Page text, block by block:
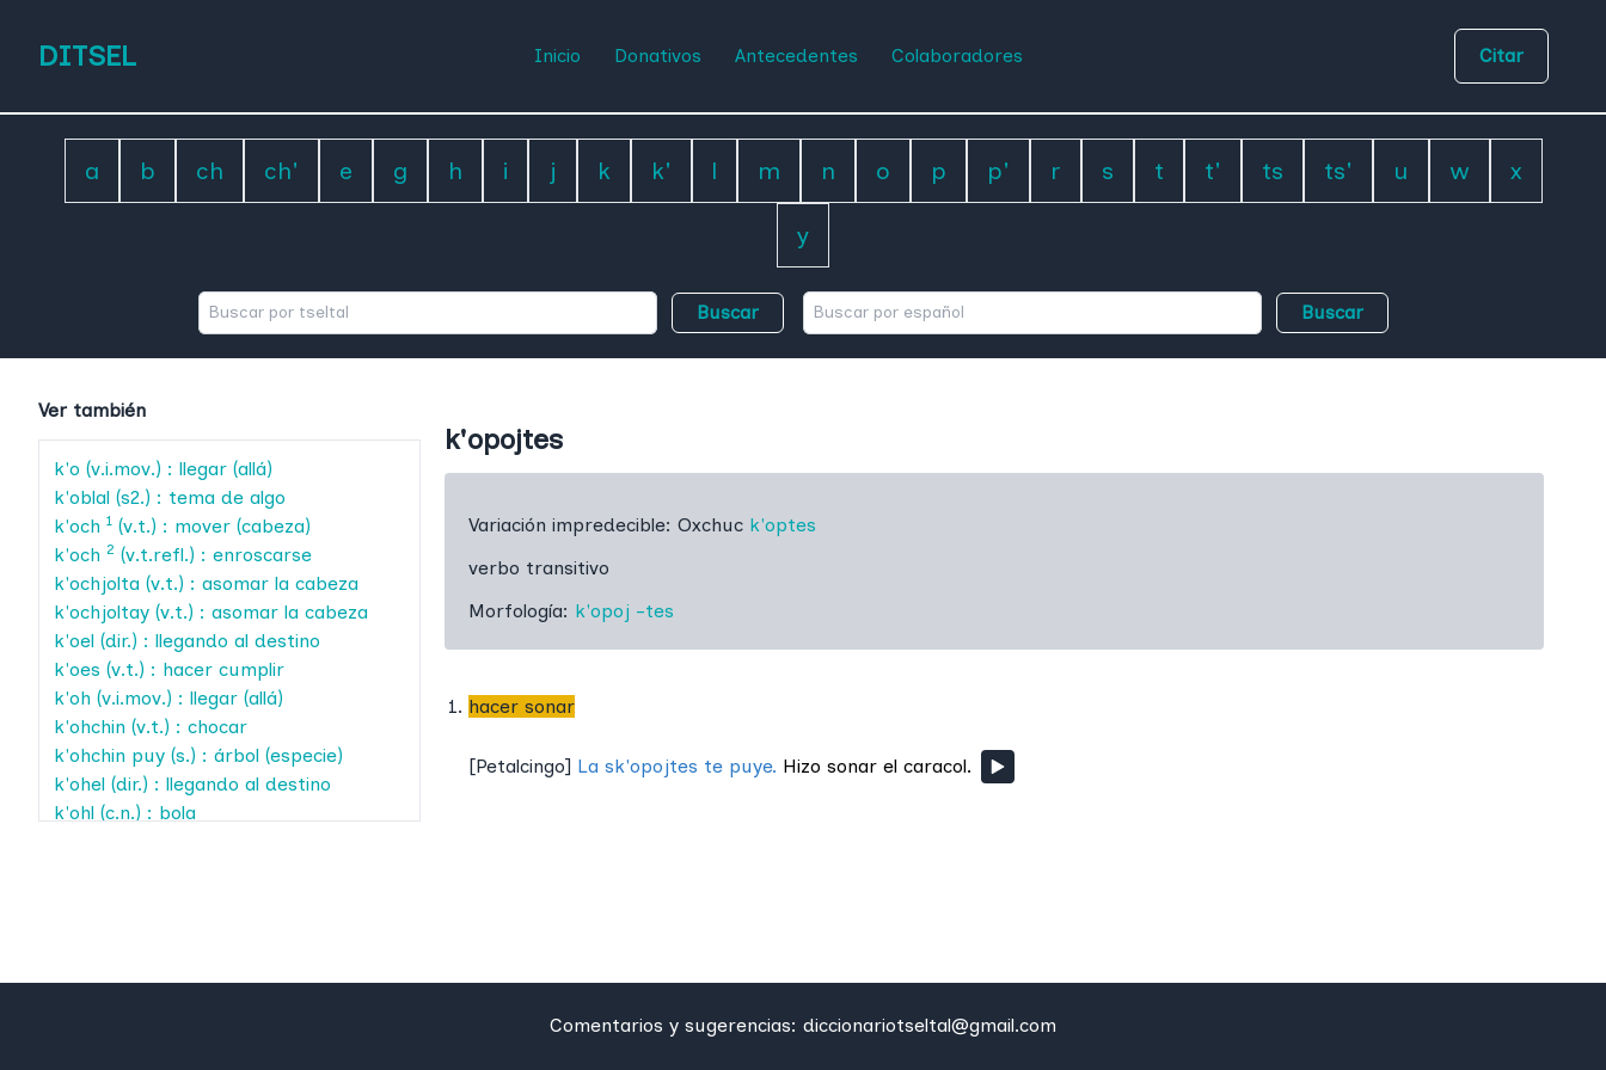
DITSEL Inicio Donativos Antecedentes Colaboradores Citar
a b ch ch' e g h i j k k' l m n o p p' r s t t' ts ts' u w x
y
Buscar Buscar
Ver también
k'o (v.i.mov.) : llegar (allá)
k'oblal (s2.) : tema de algo
k'och 1 (v.t.) : mover (cabeza)
k'och 2 (v.t.refl.) : enroscarse
k'ochjolta (v.t.) : asomar la cabeza
k'ochjoltay (v.t.) : asomar la cabeza
k'oel (dir.) : llegando al destino
k'oes (v.t.) : hacer cumplir
k'oh (v.i.mov.) : llegar (allá)
k'ohchin (v.t.) : chocar
k'ohchin puy (s.) : árbol (especie)
k'ohel (dir.) : llegando al destino
k'ohl (c.n.) : bola
k'oht(v.i.mov.) : llegar (allá)
k'opojtes
Variación impredecible: Oxchuc k'optes
verbo transitivo
Morfología: k'opoj -tes
hacer sonar
[Petalcingo] La sk'opojtes te puye. Hizo sonar el caracol.
Comentarios y sugerencias: diccionariotseltal@gmail.com